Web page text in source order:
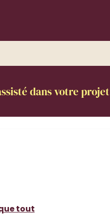
dans votre projet
tout